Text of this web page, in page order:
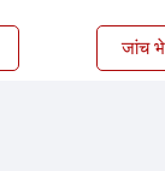
जांच